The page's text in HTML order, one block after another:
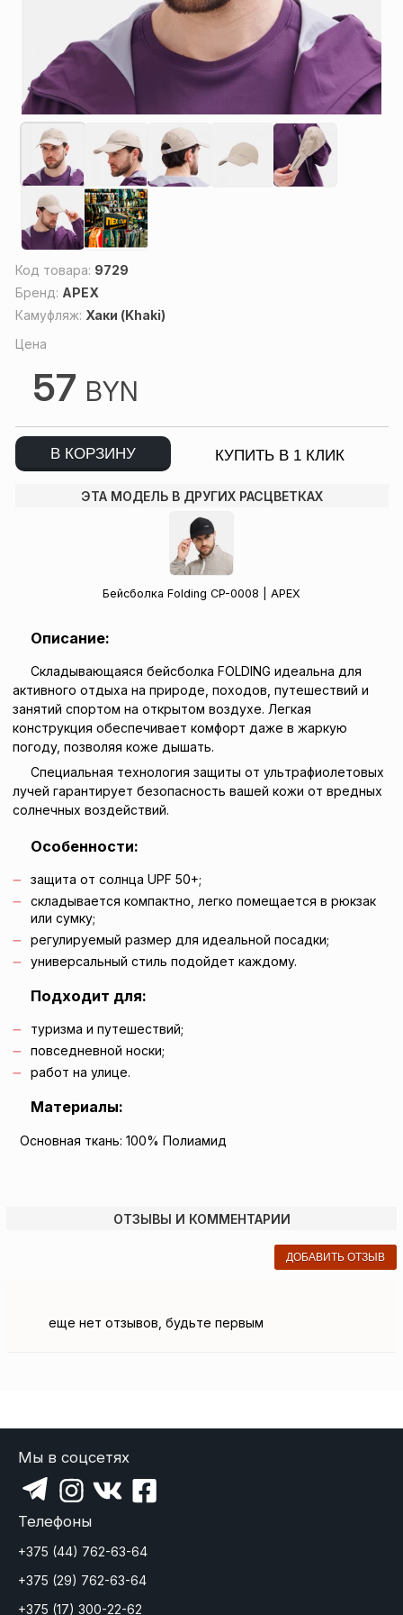
Код товара: 9729
Бренд: APEX
Камуфляж: Хаки (Khaki)
Цена
57 BYN
В КОРЗИНУ КУПИТЬ В 1 КЛИК
ЭТА МОДЕЛЬ В ДРУГИХ РАСЦВЕТКАХ
Бейсболка Folding CP-0008 | APEX
Описание:
Складывающаяся бейсболка FOLDING идеальна для
активного отдыха на природе, походов, путешествий и
занятий спортом на открытом воздухе. Легкая
конструкция обеспечивает комфорт даже в жаркую
погоду, позволяя коже дышать.
Специальная технология защиты от ультрафиолетовых
лучей гарантирует безопасность вашей кожи от вредных
солнечных воздействий.
Особенности:
защита от солнца UPF 50+;
складывается компактно, легко помещается в рюкзак
или сумку;
регулируемый размер для идеальной посадки;
универсальный стиль подойдет каждому.
Подходит для:
туризма и путешествий;
повседневной носки;
работ на улице.
Материалы:
Основная ткань: 100% Полиамид
ОТЗЫВЫ И КОММЕНТАРИИ
ДОБАВИТЬ ОТЗЫВ
еще нет отзывов, будьте первым
Мы в соцсетях
Телефоны
+375 (44) 762-63-64
+375 (29) 762-63-64
+375 (17) 300-22-62